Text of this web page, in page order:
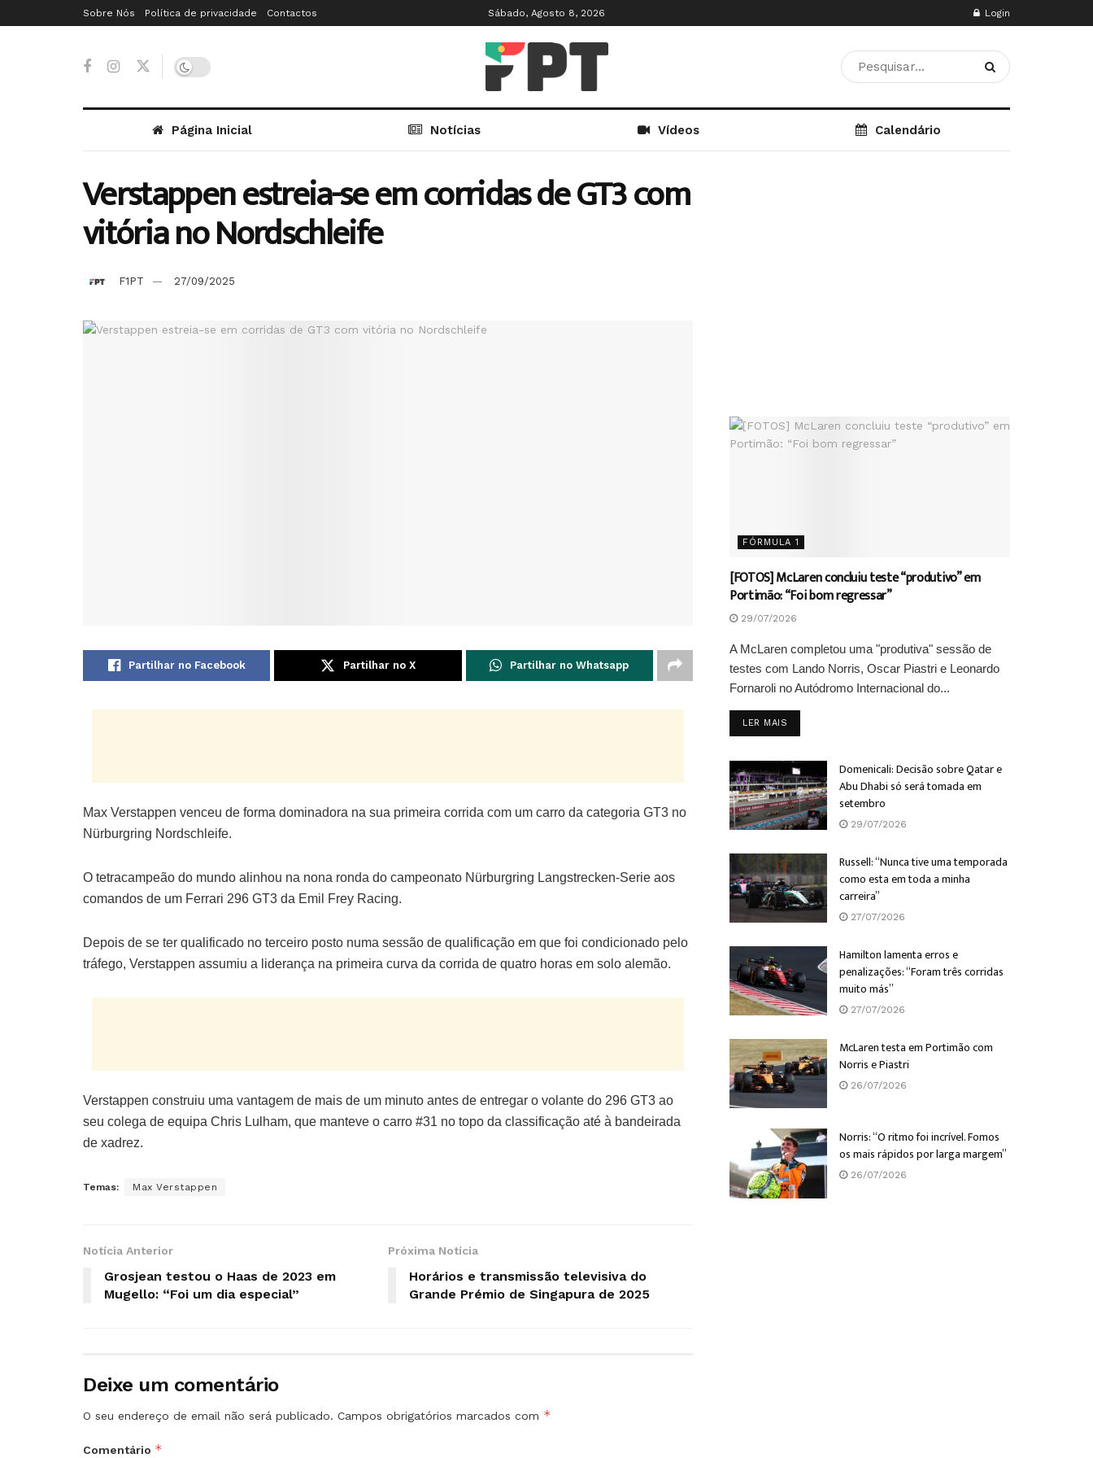
Sobre Nós Política de privacidade Contactos Sábado, Agosto 8, 2026 Login
Página Inicial Notícias Vídeos Calendário
Verstappen estreia-se em corridas de GT3 com
vitória no Nordschleife
F1PT 27/09/2025
Partilhar no Facebook Partilhar no X Partilhar no Whatsapp
Max Verstappen venceu de forma dominadora na sua primeira corrida com um carro da categoria GT3 no
Nürburgring Nordschleife.
O tetracampeão do mundo alinhou na nona ronda do campeonato Nürburgring Langstrecken-Serie aos
comandos de um Ferrari 296 GT3 da Emil Frey Racing.
Depois de se ter qualificado no terceiro posto numa sessão de qualificação em que foi condicionado pelo
tráfego, Verstappen assumiu a liderança na primeira curva da corrida de quatro horas em solo alemão.
Verstappen construiu uma vantagem de mais de um minuto antes de entregar o volante do 296 GT3 ao
seu colega de equipa Chris Lulham, que manteve o carro #31 no topo da classificação até à bandeirada
de xadrez.
Temas: Max Verstappen
Notícia Anterior
Grosjean testou o Haas de 2023 em
Mugello: “Foi um dia especial”
Próxima Notícia
Horários e transmissão televisiva do
Grande Prémio de Singapura de 2025
Deixe um comentário
O seu endereço de email não será publicado. Campos obrigatórios marcados com *
Comentário *
FÓRMULA 1
[FOTOS] McLaren concluiu teste “produtivo” em
Portimão: “Foi bom regressar”
29/07/2026
A McLaren completou uma "produtiva" sessão de
testes com Lando Norris, Oscar Piastri e Leonardo
Fornaroli no Autódromo Internacional do...
LER MAIS
Domenicali: Decisão sobre Qatar e
Abu Dhabi só será tomada em
setembro
29/07/2026
Russell: “Nunca tive uma temporada
como esta em toda a minha
carreira”
27/07/2026
Hamilton lamenta erros e
penalizações: “Foram três corridas
muito más”
27/07/2026
McLaren testa em Portimão com
Norris e Piastri
26/07/2026
Norris: “O ritmo foi incrível. Fomos
os mais rápidos por larga margem”
26/07/2026